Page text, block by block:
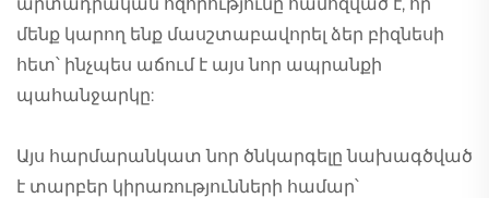
մենք կարող ենք մասշտաբավորել ձեր բիզնեսի
հետ՝ ինչպես աճում է այս նոր ապրանքի
պահանջարկը:
Այս հարմարանկատ նոր ծնկարգելը նախագծված
է տարբեր կիրառությունների համար՝